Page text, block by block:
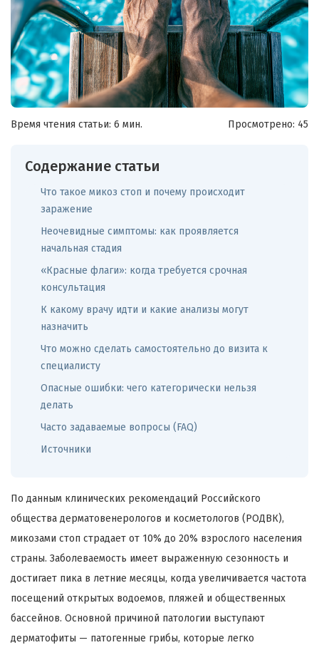
Время чтения статьи: 6 мин. Просмотрено: 45
Содержание статьи
Что такое микоз стоп и почему происходит
заражение
Неочевидные симптомы: как проявляется
начальная стадия
«Красные флаги»: когда требуется срочная
консультация
К какому врачу идти и какие анализы могут
назначить
Что можно сделать самостоятельно до визита к
специалисту
Опасные ошибки: чего категорически нельзя
делать
Часто задаваемые вопросы (FAQ)
Источники
По данным клинических рекомендаций Российского
общества дерматовенерологов и косметологов (РОДВК),
микозами стоп страдает от 10% до 20% взрослого населения
страны. Заболеваемость имеет выраженную сезонность и
достигает пика в летние месяцы, когда увеличивается частота
посещений открытых водоемов, пляжей и общественных
бассейнов. Основной причиной патологии выступают
дерматофиты — патогенные грибы, которые легко